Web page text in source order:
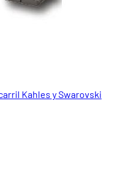
Kahles y Swarovski